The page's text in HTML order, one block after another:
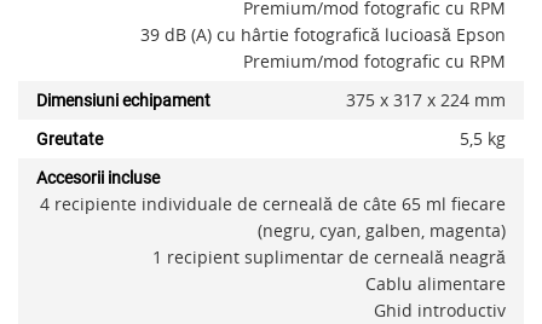
Premium/mod fotografic cu RPM
39 dB (A) cu hârtie fotografică lucioasă Epson
Premium/mod fotografic cu RPM
Dimensiuni echipament 375‎ x 317 x 224 mm
Greutate 5,5 kg
Accesorii incluse
4 recipiente individuale de cerneală de câte 65 ml fiecare
(negru, cyan, galben, magenta)
1 recipient suplimentar de cerneală neagră
Cablu alimentare
Ghid introductiv
Adauga la favorite